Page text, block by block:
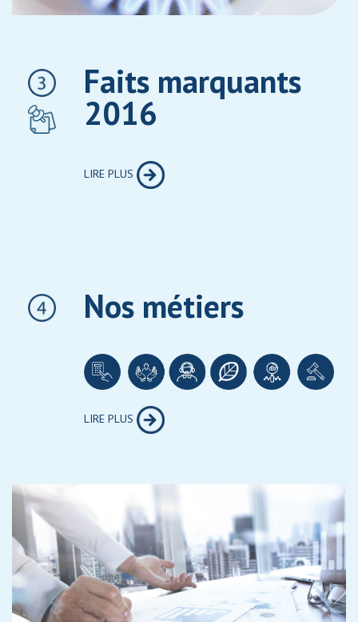
Faits marquants
2016
LIRE PLUS
Nos métiers
LIRE PLUS